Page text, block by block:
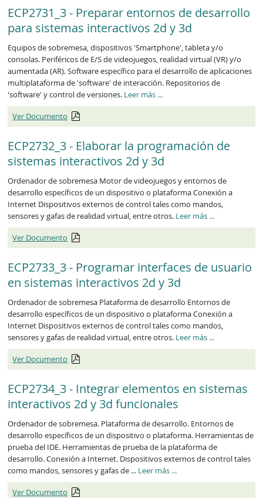
ECP2731_3 - Preparar entornos de desarrollo
para sistemas interactivos 2d y 3d
Equipos de sobremesa, dispositivos 'Smartphone', tableta y/o
consolas. Periféricos de E/S de videojuegos, realidad virtual (VR) y/o
aumentada (AR). Software específico para el desarrollo de aplicaciones
multiplataforma de 'software' de interacción. Repositorios de
'software' y control de versiones. Leer más ECP2731_3
...
Ver Documento
ECP2732_3 - Elaborar la programación de
sistemas interactivos 2d y 3d
Ordenador de sobremesa Motor de videojuegos y entornos de
desarrollo específicos de un dispositivo o plataforma Conexión a
Internet Dispositivos externos de control tales como mandos,
sensores y gafas de realidad virtual, entre otros. Leer más ECP2732_3
...
Ver Documento
ECP2733_3 - Programar interfaces de usuario
en sistemas interactivos 2d y 3d
Ordenador de sobremesa Plataforma de desarrollo Entornos de
desarrollo específicos de un dispositivo o plataforma Conexión a
Internet Dispositivos externos de control tales como mandos,
sensores y gafas de realidad virtual, entre otros. Leer más ECP2733_3
...
Ver Documento
ECP2734_3 - Integrar elementos en sistemas
interactivos 2d y 3d funcionales
Ordenador de sobremesa. Plataforma de desarrollo. Entornos de
desarrollo específicos de un dispositivo o plataforma. Herramientas de
prueba del IDE. Herramientas de prueba de la plataforma de
desarrollo. Conexión a Internet. Dispositivos externos de control tales
como mandos, sensores y gafas de ... Leer más ECP2734_3
...
Ver Documento